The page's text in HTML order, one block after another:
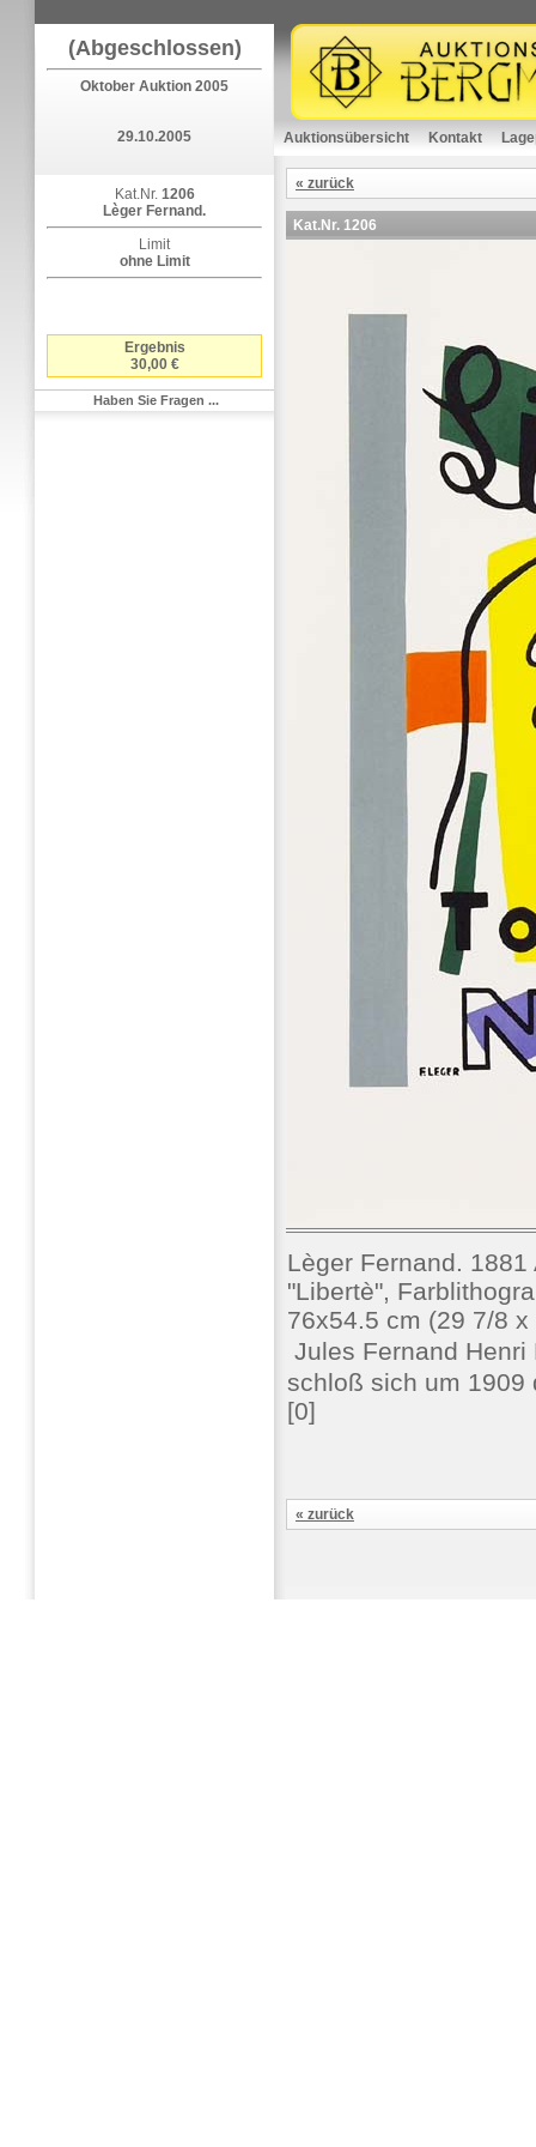
(Abgeschlossen)
Oktober Auktion 2005
29.10.2005
Kat.Nr. 1206
Lèger Fernand.
Limit
ohne Limit
Ergebnis
30,00 €
Haben Sie Fragen ...
Auktionsübersicht Kontakt
« zurück
Kat.Nr. 1206
Lèger Fernand.
"Libertè",
76x54.5 cm (29 7/8
 Jules Fernand
schloß sich um 1909
[0]
« zurück